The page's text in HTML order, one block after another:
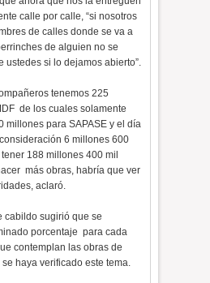
calle por calle, “si nosotros
de calles donde se va a
de alguien no se
ustedes si lo dejamos abierto”.
tenemos 225
de los cuales solamente
millones para SAPASE y el día
6 millones 600
188 millones 400 mil
más obras, habría que ver
aclaró.
cabildo sugirió que se
porcentaje para cada
contemplan las obras de
haya verificado este tema.